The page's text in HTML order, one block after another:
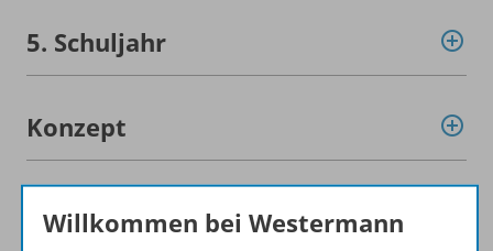
5. Schuljahr
Konzept
Digitale Unterrichtsmaterialien
Willkommen bei Westermann